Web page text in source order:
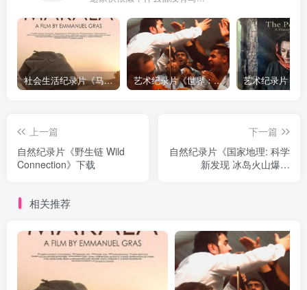
社会生活纪录片《马加拉 Makala》下载 艺术纪录片《世界：新吉普赛之王 This World: The New Gypsy Kings》下载
上一篇
自然纪录片《野生链 Wild
Connection》下载
下一篇
自然纪录片《国家地理: 科学
新发现 冰岛火山爆发
相关推荐